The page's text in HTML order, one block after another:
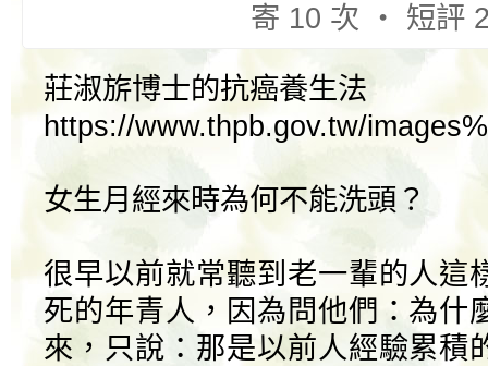
寄 10 次 ‧ 短評
莊淑旂博士的抗癌養生法
https://www.thpb.gov.tw/
女生月經來時為何不能洗頭？
很早以前就常聽到老一輩的人這
死的年青人，因為問他們：為什
來，只說：那是以前人經驗累積